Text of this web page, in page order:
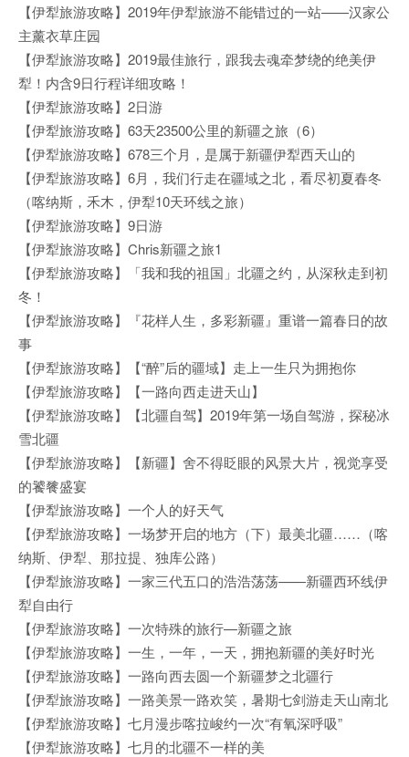
【伊犁旅游攻略】2019年伊犁旅游不能错过的一站——汉家公
主薰衣草庄园
【伊犁旅游攻略】2019最佳旅行，跟我去魂牵梦绕的绝美伊
犁！内含9日行程详细攻略！
【伊犁旅游攻略】2日游
【伊犁旅游攻略】63天23500公里的新疆之旅（6）
【伊犁旅游攻略】678三个月，是属于新疆伊犁西天山的
【伊犁旅游攻略】6月，我们行走在疆域之北，看尽初夏春冬
（喀纳斯，禾木，伊犁10天环线之旅）
【伊犁旅游攻略】9日游
【伊犁旅游攻略】Chris新疆之旅1
【伊犁旅游攻略】「我和我的祖国」北疆之约，从深秋走到初
冬！
【伊犁旅游攻略】『花样人生，多彩新疆』重谱一篇春日的故
事
【伊犁旅游攻略】【“醉”后的疆域】走上一生只为拥抱你
【伊犁旅游攻略】【一路向西走进天山】
【伊犁旅游攻略】【北疆自驾】2019年第一场自驾游，探秘冰
雪北疆
【伊犁旅游攻略】【新疆】舍不得眨眼的风景大片，视觉享受
的饕餮盛宴
【伊犁旅游攻略】一个人的好天气
【伊犁旅游攻略】一场梦开启的地方（下）最美北疆……（喀
纳斯、伊犁、那拉提、独库公路）
【伊犁旅游攻略】一家三代五口的浩浩荡荡——新疆西环线伊
犁自由行
【伊犁旅游攻略】一次特殊的旅行—新疆之旅
【伊犁旅游攻略】一生，一年，一天，拥抱新疆的美好时光
【伊犁旅游攻略】一路向西去圆一个新疆梦之北疆行
【伊犁旅游攻略】一路美景一路欢笑，暑期七剑游走天山南北
【伊犁旅游攻略】七月漫步喀拉峻约一次“有氧深呼吸”
【伊犁旅游攻略】七月的北疆不一样的美